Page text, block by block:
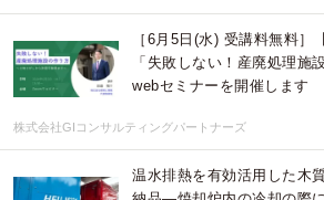
［6月5日(水) 受講料無料］
「失敗しない！産廃処理施
webセミナーを開催します
株式会社GIコンサルティングパートナーズ
温水排熱を有効活用した木